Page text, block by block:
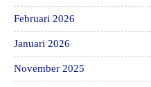
Februari 2026
Januari 2026
November 2025